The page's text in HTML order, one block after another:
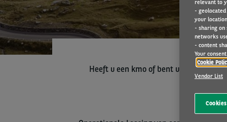
Heeft u een kmo of bent u een
Kies
relevant to
-
your
- sharing
networks
- content
Your
Cookie
Vendor List